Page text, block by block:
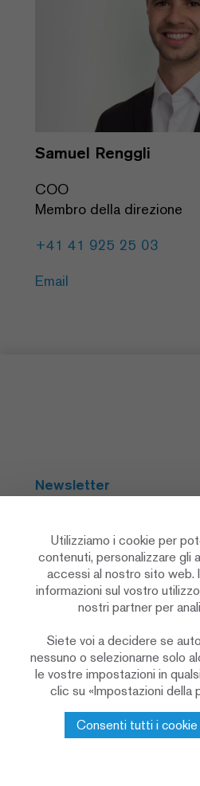
Samuel Renggli
COO
Membro della direzione
+41 41 925 25 03
Email
Newsletter
Social Media
Informativa sulla protezione
Impostazioni sulla privacy
Colophon & note legali
Utilizziamo i cookie per
contenuti, personalizzare gli
accessi al nostro sito web.
informazioni sul vostro
nostri partner per
Siete voi a decidere se
nessuno o selezionarne solo
le vostre impostazioni in
clic su «Impostazioni della
Consenti tutti i cookie